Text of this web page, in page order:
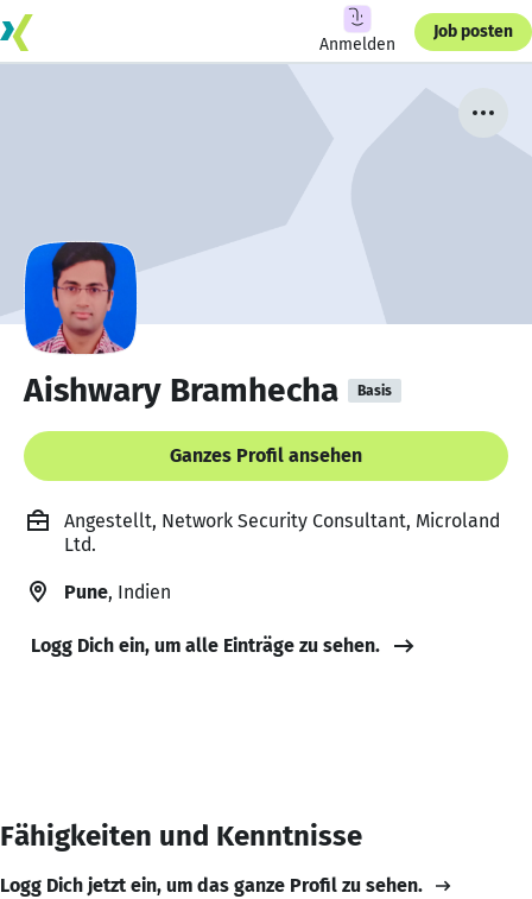
Anmelden
Job posten
Aishwary Bramhecha Basis
Ganzes Profil ansehen
Angestellt, Network Security Consultant, Microland
Ltd.
Pune, Indien
Logg Dich ein, um alle Einträge zu sehen.
Fähigkeiten und Kenntnisse
Logg Dich jetzt ein, um das ganze Profil zu sehen.